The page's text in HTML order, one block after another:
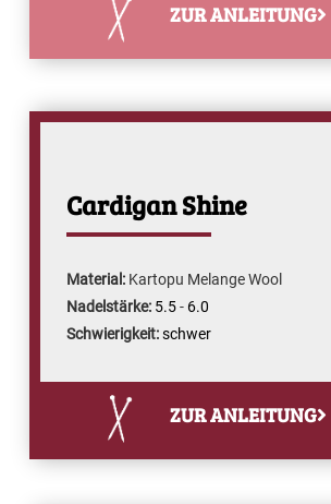
ZUR ANLEITUNG
Cardigan Shine
Material: Kartopu Melange Wool
Nadelstärke: 5.5- 6.0
Schwierigkeit:schwer
ZUR ANLEITUNG